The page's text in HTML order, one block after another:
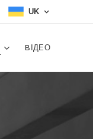
UK
BІДЕО